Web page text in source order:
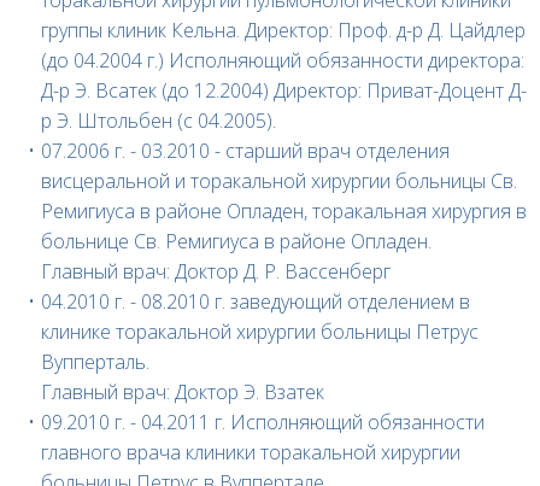
группы клиник Кельна. Директор: Проф. д-р Д. Цайдлер
(до 04.2004 г.) Исполняющий обязанности директора:
Д-р Э. Всатек (до 12.2004) Директор: Приват-Доцент Д-
р Э. Штольбен (с 04.2005).
07.2006 г. - 03.2010 - старший врач отделения
висцеральной и торакальной хирургии больницы Св.
Ремигиуса в районе Опладен, торакальная хирургия в
больнице Св. Ремигиуса в районе Опладен.
Главный врач: Доктор Д. Р. Вассенберг
04.2010 г. - 08.2010 г. заведующий отделением в
клинике торакальной хирургии больницы Петрус
Вупперталь.
Главный врач: Доктор Э. Взатек
09.2010 г. - 04.2011 г. Исполняющий обязанности
главного врача клиники торакальной хирургии